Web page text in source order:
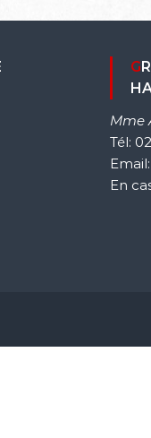
GREFFE MUNICIPAL, CONTRÔLE DES
Mme
Tél:
En